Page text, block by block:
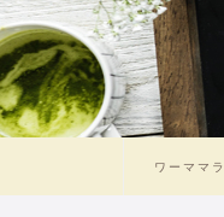
ワーママ